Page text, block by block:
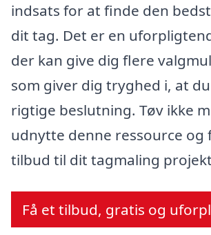
indsats for at finde den
dit tag. Det er en
der kan give dig flere
som giver dig tryghed i, at
rigtige beslutning. Tøv ikke
udnytte denne ressource og
tilbud til dit tagmaling
Få et tilbud, gratis og